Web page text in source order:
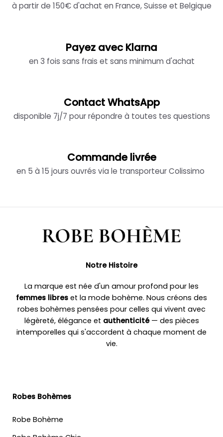
à partir de 150€ d'achat en France, Suisse et Belgique
Payez avec Klarna
en 3 fois sans frais et sans minimum d'achat
Contact WhatsApp
disponible 7j/7 pour répondre à toutes tes questions
Commande livrée
en 5 à 15 jours ouvrés via le transporteur Colissimo
Notre Histoire
La marque est née d'un amour profond pour les
femmes libres et la mode bohème. Nous créons des
robes bohèmes pensées pour celles qui vivent avec
légèreté, élégance et authenticité— des pièces
intemporelles qui s'accordent à chaque moment de
vie.
Robes Bohèmes
Robe Bohème